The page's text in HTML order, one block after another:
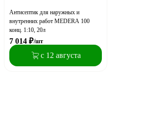
Антисептик для наружных и
внутренних работ MEDERA 100
конц. 1:10, 20л
7 014 ₽/шт
с 12 августа